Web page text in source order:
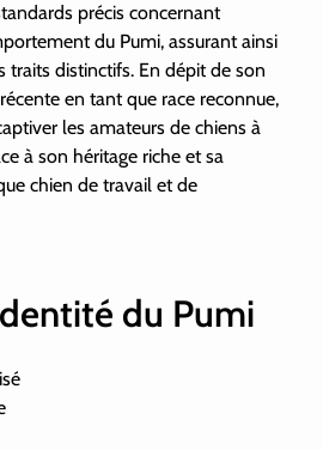
précis concernant
du Pumi, assurant ainsi
traits distinctifs. En dépit de son
en tant que race reconnue,
les amateurs de chiens à
à son héritage riche et sa
chien de travail et de
du Pumi